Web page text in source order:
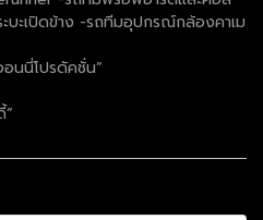
ะเปิดข้าง -รถทีมอุปกรณ์กล้องคาเม
นนี่โปรดัคชั่น”